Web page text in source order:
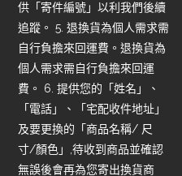
供「寄件編號」以利我們後續
追蹤。 5. 退換貨為個人需求需
自行負擔來回運費。退換貨為
個人需求需自行負擔來回運
費。 6. 提供您的「姓名」、
「電話」、「宅配收件地址」
及要更換的「商品名稱/ 尺
寸/顏色」,待收到商品並確認
無誤後會再為您寄出換貨商